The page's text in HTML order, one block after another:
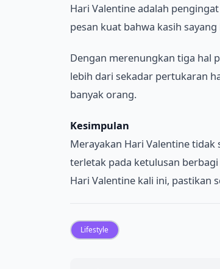
Hari Valentine adalah
pesan kuat bahwa kasih
Dengan merenungkan tiga hal
lebih dari sekadar pertukaran
banyak orang.
Kesimpulan
Merayakan Hari Valentine
terletak pada ketulusan
Hari Valentine kali ini, pastikan
Lifestyle